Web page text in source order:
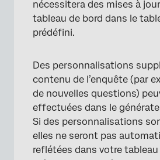
nécessitera des mises à
tableau de bord dans le
prédéfini.
Des personnalisations
contenu de l’enquête (par
de nouvelles questions)
effectuées dans le
Si des personnalisations
elles ne seront pas
reflétées dans votre tableau